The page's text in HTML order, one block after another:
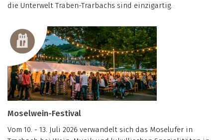
die Unterwelt Traben-Trarbachs sind einzigartig.
Moselwein-Festival
Vom 10. - 13. Juli 2026 verwandelt sich das Moselufer in